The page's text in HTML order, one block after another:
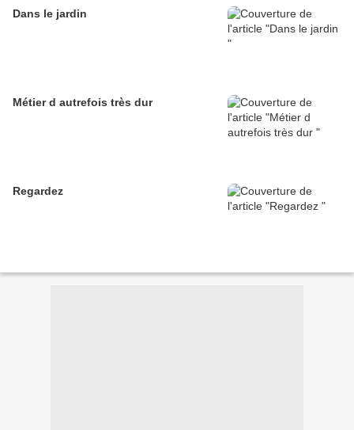
Dans le jardin
Métier d autrefois très dur
Regardez